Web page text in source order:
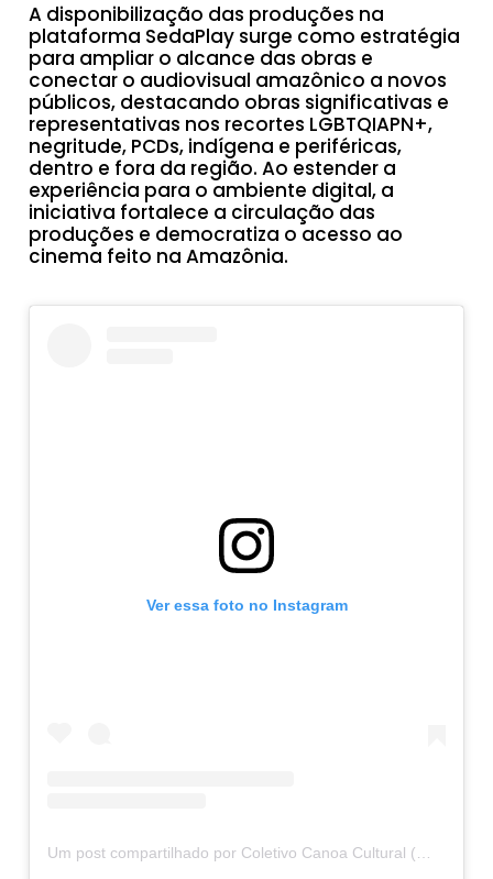
A disponibilização das produções na
plataforma SedaPlay surge como estratégia
para ampliar o alcance das obras e
conectar o audiovisual amazônico a novos
públicos, destacando obras significativas e
representativas nos recortes LGBTQIAPN+,
negritude, PCDs, indígena e periféricas,
dentro e fora da região. Ao estender a
experiência para o ambiente digital, a
iniciativa fortalece a circulação das
produções e democratiza o acesso ao
cinema feito na Amazônia.
Ver essa foto no Instagram
Um post compartilhado por Coletivo Canoa Cultural (@canoacultural)